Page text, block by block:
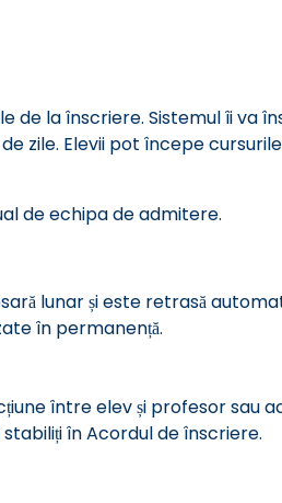
de la înscriere. Sistemul îi va
zile. Elevii pot începe
de echipa de admitere.
lunar și este retrasă
în permanență.
între elev și profesor sau
în Acordul de înscriere.